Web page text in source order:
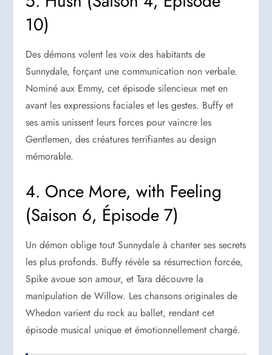
10)
Des démons volent les voix des habitants de
Sunnydale, forçant une communication non verbale.
Nominé aux Emmy, cet épisode silencieux met en
avant les expressions faciales et les gestes. Buffy et
ses amis unissent leurs forces pour vaincre les
Gentlemen, des créatures terrifiantes au design
mémorable.
4. Once More, with Feeling
(Saison 6, Épisode 7)
Un démon oblige tout Sunnydale à chanter ses secrets
les plus profonds. Buffy révèle sa résurrection forcée,
Spike avoue son amour, et Tara découvre la
manipulation de Willow. Les chansons originales de
Whedon varient du rock au ballet, rendant cet
épisode musical unique et émotionnellement chargé.